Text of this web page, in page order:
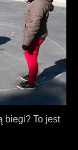
biegi? To jest